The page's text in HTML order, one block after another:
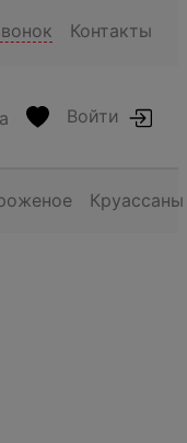
Контакты
Войти
Круассаны